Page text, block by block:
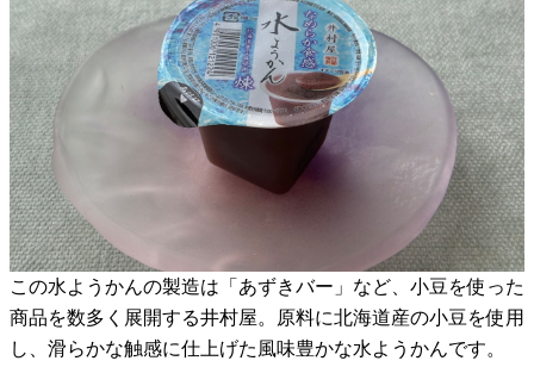
この水ようかんの製造は「あずきバー」など、小豆を使った
商品を数多く展開する井村屋。原料に北海道産の小豆を使用
し、滑らかな触感に仕上げた風味豊かな水ようかんです。